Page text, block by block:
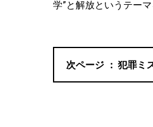
学”と解放というテー
犯罪ミ